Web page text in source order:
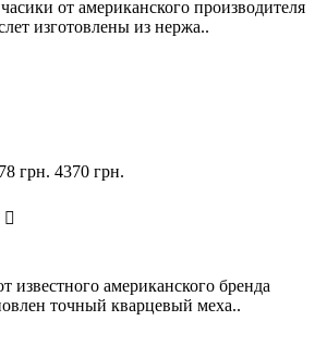
от американского производителя
изготовлены из нержа..
грн. 4370 грн.
известного американского бренда
точный кварцевый меха..